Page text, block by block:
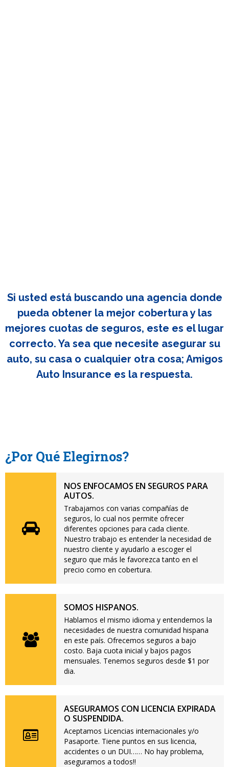
Si usted está buscando una agencia donde
pueda obtener la mejor cobertura y las
mejores cuotas de seguros, este es el lugar
correcto. Ya sea que necesite asegurar su
auto, su casa o cualquier otra cosa; Amigos
Auto Insurance es la respuesta.
¿Por Qué Elegirnos?
NOS ENFOCAMOS EN SEGUROS PARA
AUTOS.
Trabajamos con varias compañías de
seguros, lo cual nos permite ofrecer
diferentes opciones para cada cliente.
Nuestro trabajo es entender la necesidad de
nuestro cliente y ayudarlo a escoger el
seguro que más le favorezca tanto en el
precio como en cobertura.
SOMOS HISPANOS.
Hablamos el mismo idioma y entendemos la
necesidades de nuestra comunidad hispana
en este país. Ofrecemos seguros a bajo
costo. Baja cuota inicial y bajos pagos
mensuales. Tenemos seguros desde $1 por
dia.
ASEGURAMOS CON LICENCIA EXPIRADA
O SUSPENDIDA.
Aceptamos Licencias internacionales y/o
Pasaporte. Tiene puntos en sus licencia,
accidentes o un DUI…… No hay problema,
aseguramos a todos!!